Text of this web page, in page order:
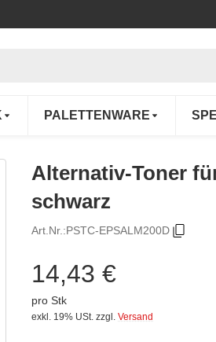
PALETTENWARE
Alternativ-Toner
schwarz
Art.Nr.:PSTC-EPSALM200D
14,43 €
pro Stk
exkl. 19% USt. zzgl. Versand